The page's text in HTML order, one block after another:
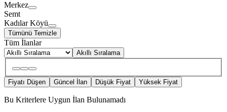
Merkez
Semt
Kadılar Köyü
Tümünü Temizle
Tüm İlanlar
Akıllı Sıralama
Fiyatı Düşen Güncel İlan Düşük Fiyat Yüksek Fiyat
Bu Kriterlere Uygun İlan Bulunamadı